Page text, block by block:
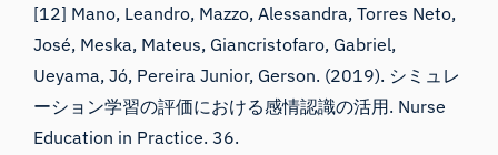
[12] Mano, Leandro, Mazzo, Alessandra, Torres Neto,
José, Meska, Mateus, Giancristofaro, Gabriel,
Ueyama, Jó, Pereira Junior, Gerson. (2019). シミュレ
ーション学習の評価における感情認識の活用. Nurse
Education in Practice. 36.